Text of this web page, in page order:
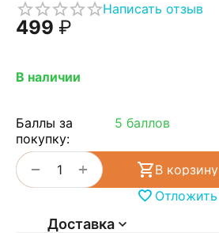
Написать отзыв
‍499‍ ₽
В наличии
Баллы за
покупку:
5 баллов
+
−
В корзину
Отложить
Доставка